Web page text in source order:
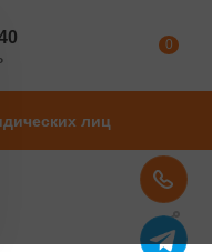
0
лиц